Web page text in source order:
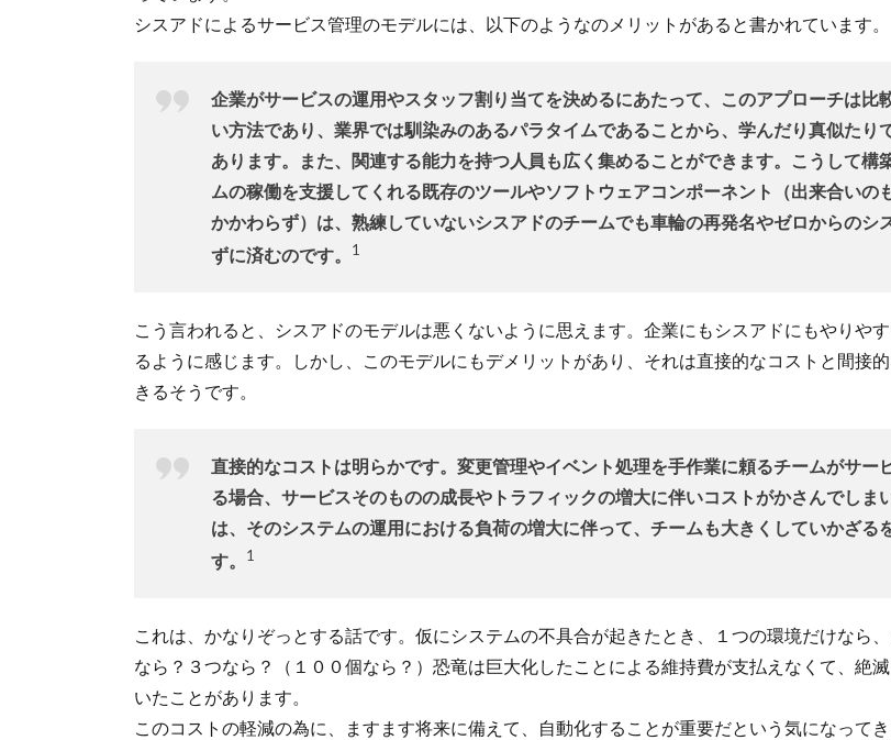
シスアドによるサービス管理のモデルには、以下のようなのメリットがあると書かれています。
企業がサービスの運用やスタッフ割り当てを決めるにあたって、このアプローチは比
い方法であり、業界では馴染みのあるパラタイムであることから、学んだり真似たり
あります。また、関連する能力を持つ人員も広く集めることができます。こうして構
ムの稼働を支援してくれる既存のツールやソフトウェアコンポーネント（出来合いの
かかわらず）は、熟練していないシスアドのチームでも車輪の再発名やゼロからのシ
ずに済むのです。
1
こう言われると、シスアドのモデルは悪くないように思えます。企業にもシスアドにもやりや
るように感じます。しかし、このモデルにもデメリットがあり、それは直接的なコストと間接
きるそうです。
直接的なコストは明らかです。変更管理やイベント処理を手作業に頼るチームがサー
る場合、サービスそのものの成長やトラフィックの増大に伴いコストがかさんでしま
は、そのシステムの運用における負荷の増大に伴って、チームも大きくしていかざる
す。
1
これは、かなりぞっとする話です。仮にシステムの不具合が起きたとき、１つの環境だけなら
なら？３つなら？（１００個なら？）恐竜は巨大化したことによる維持費が支払えなくて、絶
いたことがあります。
このコストの軽減の為に、ますます将来に備えて、自動化することが重要だという気になってき